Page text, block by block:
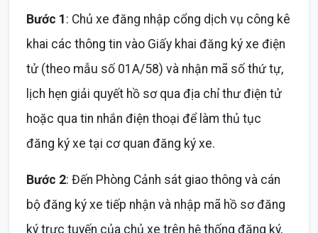
Bước 1 : Chủ xe đăng nhập cổng dịch vụ công kê
khai các thông tin vào Giấy khai đăng ký xe điện
tử (theo mẫu số 01A/58) và nhận mã số thứ tự,
lịch hẹn giải quyết hồ sơ qua địa chỉ thư điện tử
hoặc qua tin nhắn điện thoại để làm thủ tục
đăng ký xe tại cơ quan đăng ký xe.
Bước 2: Đến Phòng Cảnh sát giao thông và cán
bộ đăng ký xe tiếp nhận và nhập mã hồ sơ đăng
ký trực tuyến của chủ xe trên hệ thống đăng ký,